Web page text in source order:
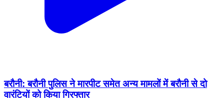
बरौनी: बरौनी पुलिस ने मारपीट समेत अन्य मामलों में बरौनी से दो
वारंटियों को किया गिरफ्तार